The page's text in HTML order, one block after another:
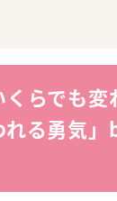
くらでも
れる勇気